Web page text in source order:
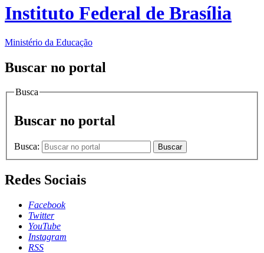
Instituto Federal de Brasília
Ministério da Educação
Buscar no portal
Busca
Buscar no portal
Busca: Buscar
Redes Sociais
Facebook
Twitter
YouTube
Instagram
RSS